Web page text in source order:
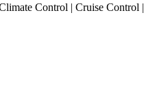
Control | Cruise